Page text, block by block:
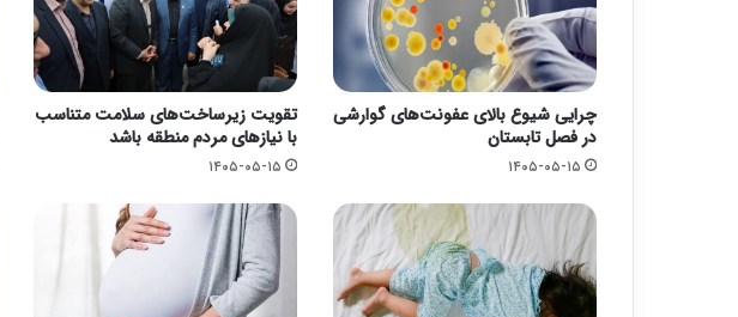
چرایی شیوع بالای عفونت‌های گوارشی
در فصل تابستان
۱۴۰۵-۰۵-۱۵
تقویت زیرساخت‌های سلامت متناسب
با نیازهای مردم منطقه باشد
۱۴۰۵-۰۵-۱۵